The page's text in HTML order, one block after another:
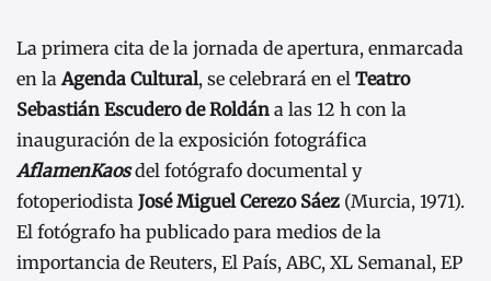
La primera cita de la jornada de apertura, enmarcada
en laAgenda Cultural, se celebrará en el Teatro
Sebastián Escudero de Roldán a las 12 h con la
inauguración de la exposición fotográfica
AflamenKaosdel fotógrafo documental y
fotoperiodista José Miguel Cerezo Sáez (Murcia, 1971).
El fotógrafo ha publicado para medios de la
importancia de Reuters, El País, ABC, XL Semanal, EP